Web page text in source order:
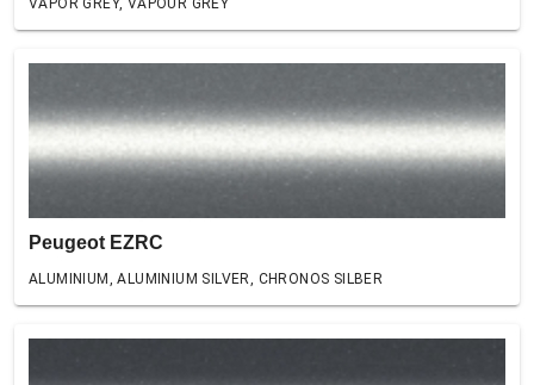
VAPOR GREY, VAPOUR GREY
Peugeot EZRC
ALUMINIUM, ALUMINIUM SILVER, CHRONOS SILBER